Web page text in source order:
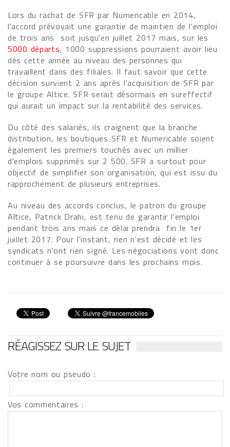
Lors du rachat de SFR par Numericable en 2014,
l'accord prévoyait une garantie de maintien de l'emploi
de trois ans soit jusqu'en juillet 2017 mais, sur les
5000 départs, 1000 suppressions pourraient avoir lieu
dès cette année au niveau des personnes qui
travaillent dans des filiales. Il faut savoir que cette
décision survient 2 ans après l'acquisition de SFR par
le groupe Altice. SFR serait désormais en sureffectif
qui aurait un impact sur la rentabilité des services.
Du côté des salariés, ils craignent que la branche
distribution, les boutiques SFR et Numericable soient
également les premiers touchés avec un millier
d'emplois supprimés sur 2 500. SFR a surtout pour
objectif de simplifier son organisation, qui est issu du
rapprochement de plusieurs entreprises.
Au niveau des accords conclus, le patron du groupe
Altice, Patrick Drahi, est tenu de garantir l'emploi
pendant trois ans mais ce délai prendra fin le 1er
juillet 2017. Pour l'instant, rien n'est décidé et les
syndicats n'ont rien signé. Les négociations vont donc
continuer à se poursuivre dans les prochains mois.
RÉAGISSEZ SUR LE SUJET
Votre nom ou pseudo :
Vos commentaires :